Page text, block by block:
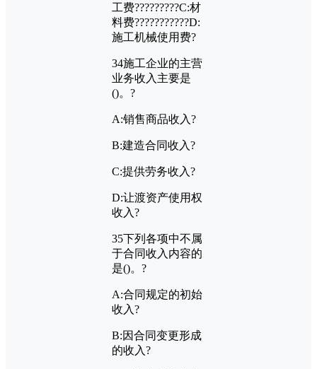
工费?????????C:材
料费???????????D:
施工机械使用费?
34施工企业的主营
业务收入主要是
()。?
A:销售商品收入?
B:建造合同收入?
C:提供劳务收入?
D:让渡资产使用权
收入?
35下列各项中不属
于合同收入内容的
是()。?
A:合同规定的初始
收入?
B:因合同变更形成
的收入?